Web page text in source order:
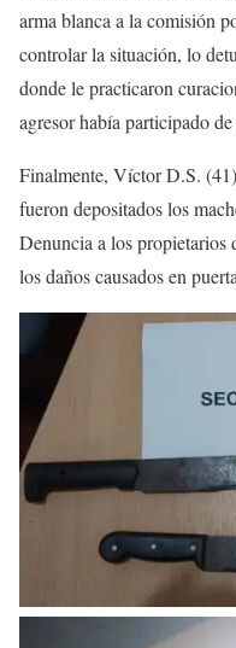
arma blanca a la comisión
controlar la situación, lo
donde le practicaron
agresor había participado
Finalmente, Víctor D.S.
fueron depositados los
Denuncia a los
los daños causados en